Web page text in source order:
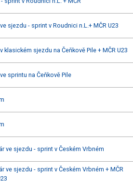
sjezdu - sprint v Roudnici n.L.+ MČR U23
klasickém sjezdu na Čeňkově Pile + MČR U23
sprintu na Čeňkově Pile
ve sjezdu - sprint v Českém Vrbném
ve sjezdu - sprint v Českém Vrbném + MČR